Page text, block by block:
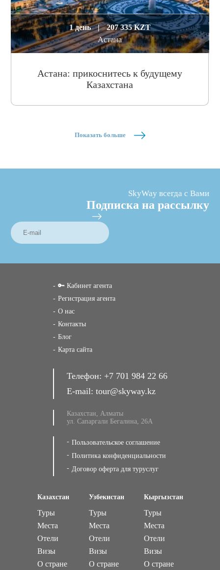
1 день |
207 335 KZT
Астана
Астана: прикоснитесь к будущему
Казахстана
Показать больше
SkyWay всегда с Вами
Подписка на рассылку
🔑 Кабинет агента
Регистрация агента
О нас
Контакты
Блог
Карта сайта
Телефон: +7 701 984 22 66
E-mail: tour@skyway.kz
Казахстан, Алматы
ул. Сапаргали Бегалина, 26А
Пользовательское соглашение
Политика конфиденциальности
Договор оферта для туруслуг
Казахстан
Туры
Места
Отели
Визы
О стране
Узбекистан
Туры
Места
Отели
Визы
О стране
Кыргызстан
Туры
Места
Отели
Визы
О стране